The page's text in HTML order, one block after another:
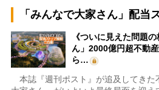
「みんなで大家さん」配当
《ついに見えた問題
ん」2000億円超不動
ら…
本誌『週刊ポスト』が追及してきた